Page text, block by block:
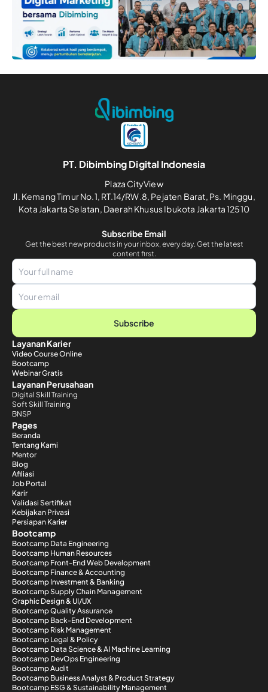
PT. Dibimbing Digital Indonesia
Plaza CityView
Jl. Kemang Timur No.1, RT.14/RW.8, Pejaten Barat, Ps. Minggu,
Kota Jakarta Selatan, Daerah Khusus Ibukota Jakarta 12510
Subscribe Email
Get the best new products in your inbox, every day. Get the latest
content first.
Subscribe
Layanan Karier
Video Course Online
Bootcamp
Webinar Gratis
Layanan Perusahaan
Digital Skill Training
Soft Skill Training
BNSP
Pages
Beranda
Tentang Kami
Mentor
Blog
Afiliasi
Job Portal
Karir
Validasi Sertifikat
Kebijakan Privasi
Persiapan Karier
Bootcamp
Bootcamp Data Engineering
Bootcamp Human Resources
Bootcamp Front-End Web Development
Bootcamp Finance & Accounting
Bootcamp Investment & Banking
Bootcamp Supply Chain Management
Graphic Design & UI/UX
Bootcamp Quality Assurance
Bootcamp Back-End Development
Bootcamp Risk Management
Bootcamp Legal & Policy
Bootcamp Data Science & AI Machine Learning
Bootcamp DevOps Engineering
Bootcamp Audit
Bootcamp Business Analyst & Product Strategy
Bootcamp ESG & Sustainability Management